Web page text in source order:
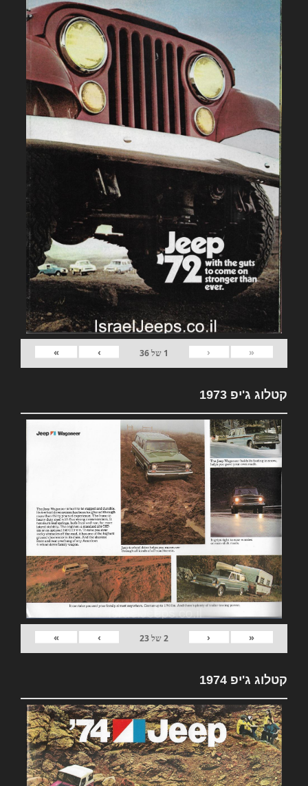
«
‹
1 של36
›
»
קטלוג ג'יפ 1973
«
‹
2של23
›
»
קטלוג ג'יפ 1974